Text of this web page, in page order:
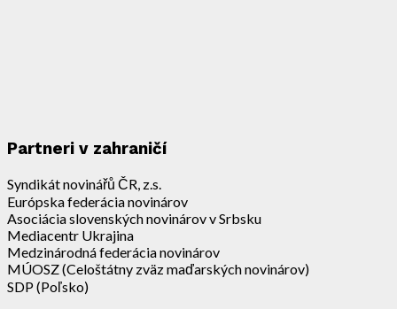
Partneri v zahraničí
Syndikát novinářů ČR, z.s.
Európska federácia novinárov
Asociácia slovenských novinárov v Srbsku
Mediacentr Ukrajina
Medzinárodná federácia novinárov
MÚOSZ (Celoštátny zväz maďarských novinárov)
SDP (Poľsko)